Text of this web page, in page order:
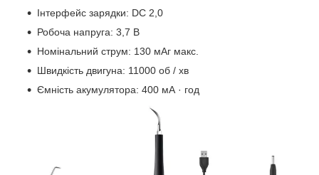
Інтерфейс зарядки: DC 2,0
Робоча напруга: 3,7 В
Номінальний струм: 130 мАг макс.
Швидкість двигуна: 11000 об / хв
Ємність акумулятора: 400 мА · год